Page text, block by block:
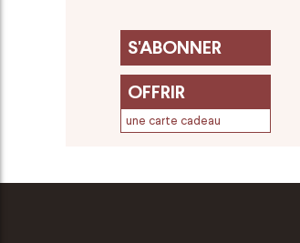
S'ABONNER
OFFRIR
une carte cadeau